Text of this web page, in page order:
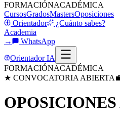
FORMACIÓNACADÉMICA
CursosGradosMastersOposiciones
Orientador
¿Cuánto sabes?
Academia
→
WhatsApp
Orientador IA
FORMACIÓNACADÉMICA
★ CONVOCATORIA ABIERTA